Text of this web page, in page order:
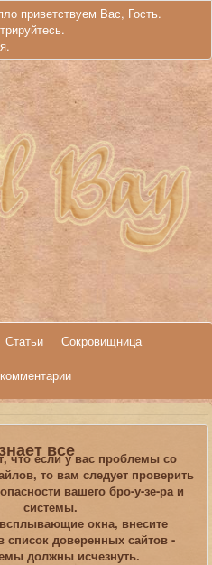
приветствуем Вас, Гость.
.
Статьи
Сокровищница
все
что если у вас проблемы со
то вам следует проверить
вашего бро-у-зе-ра и
системы.
окна, внесите
список доверенных сайтов -
должны исчезнуть.